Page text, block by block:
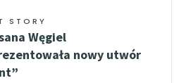
STORY
Węgiel
nowy utwór